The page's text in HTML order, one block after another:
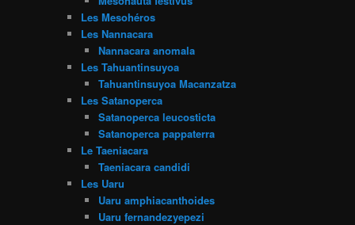
Les Mesohéros
Les Nannacara
Nannacara anomala
Les Tahuantinsuyoa
Tahuantinsuyoa Macanzatza
Les Satanoperca
Satanoperca leucosticta
Satanoperca pappaterra
Le Taeniacara
Taeniacara candidi
Les Uaru
Uaru amphiacanthoides
Uaru fernandezyepezi